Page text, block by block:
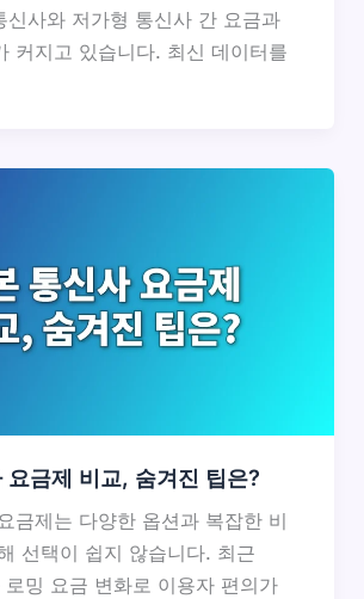
신사와 저가형 통신사 간 요금과
커지고 있습니다. 최신 데이터를
요금제 비교, 숨겨진 팁은?
금제는 다양한 옵션과 복잡한 비
선택이 쉽지 않습니다. 최근
밍 요금 변화로 이용자 편의가